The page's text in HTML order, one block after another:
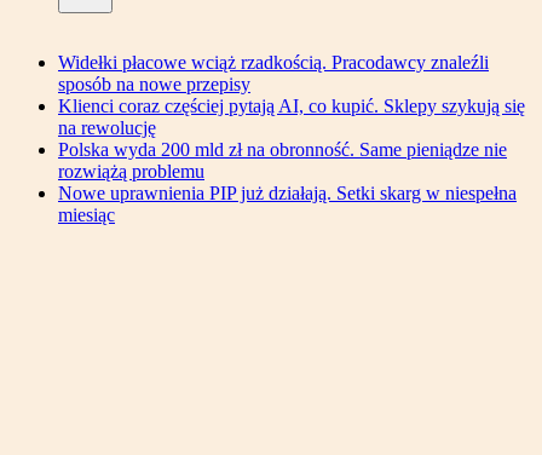
Widełki płacowe wciąż rzadkością. Pracodawcy znaleźli
sposób na nowe przepisy
Klienci coraz częściej pytają AI, co kupić. Sklepy szykują się
na rewolucję
Polska wyda 200 mld zł na obronność. Same pieniądze nie
rozwiążą problemu
Nowe uprawnienia PIP już działają. Setki skarg w niespełna
miesiąc